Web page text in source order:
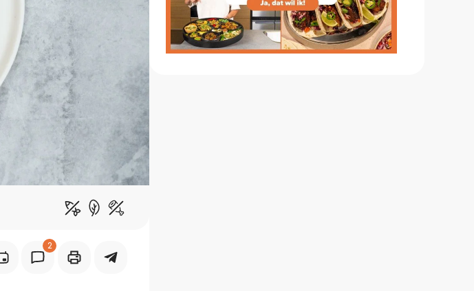
Midden-Oosters
Kooktips & blogs
Leer koken als een chef
Kooktips & blogs
2